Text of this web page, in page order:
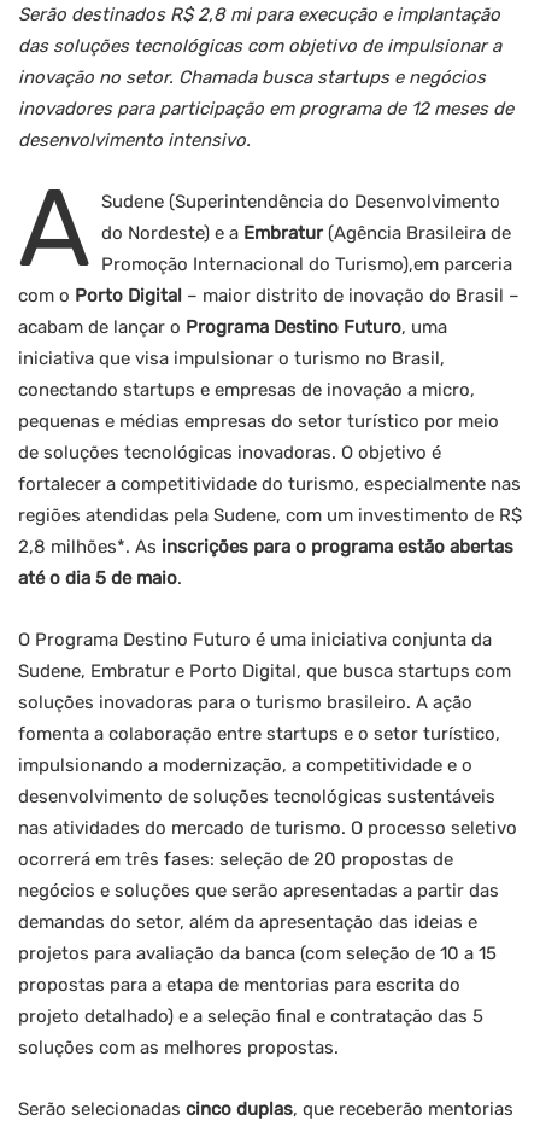
Serão destinados R$ 2,8 mi para execução e implantação
das soluções tecnológicas com objetivo de impulsionar a
inovação no setor. Chamada busca startups e negócios
inovadores para participação em programa de 12 meses de
desenvolvimento intensivo.
A Sudene (Superintendência do Desenvolvimento
do Nordeste) e a Embratur(Agência Brasileira de
Promoção Internacional do Turismo),em parceria
com o Porto Digital – maior distrito de inovação do Brasil –
acabam de lançar o Programa Destino Futuro, uma
iniciativa que visa impulsionar o turismo no Brasil,
conectando startups e empresas de inovação a micro,
pequenas e médias empresas do setor turístico por meio
de soluções tecnológicas inovadoras. O objetivo é
fortalecer a competitividade do turismo, especialmente nas
regiões atendidas pela Sudene, com um investimento de R$
2,8 milhões*. As inscrições para o programa estão abertas
até o dia 5 de maio.
O Programa Destino Futuro é uma iniciativa conjunta da
Sudene, Embratur e Porto Digital, que busca startups com
soluções inovadoras para o turismo brasileiro. A ação
fomenta a colaboração entre startups e o setor turístico,
impulsionando a modernização, a competitividade e o
desenvolvimento de soluções tecnológicas sustentáveis
nas atividades do mercado de turismo. O processo seletivo
ocorrerá em três fases: seleção de 20 propostas de
negócios e soluções que serão apresentadas a partir das
demandas do setor, além da apresentação das ideias e
projetos para avaliação da banca (com seleção de 10 a 15
propostas para a etapa de mentorias para escrita do
projeto detalhado) e a seleção final e contratação das 5
soluções com as melhores propostas.
Serão selecionadas cinco duplas, que receberão mentorias